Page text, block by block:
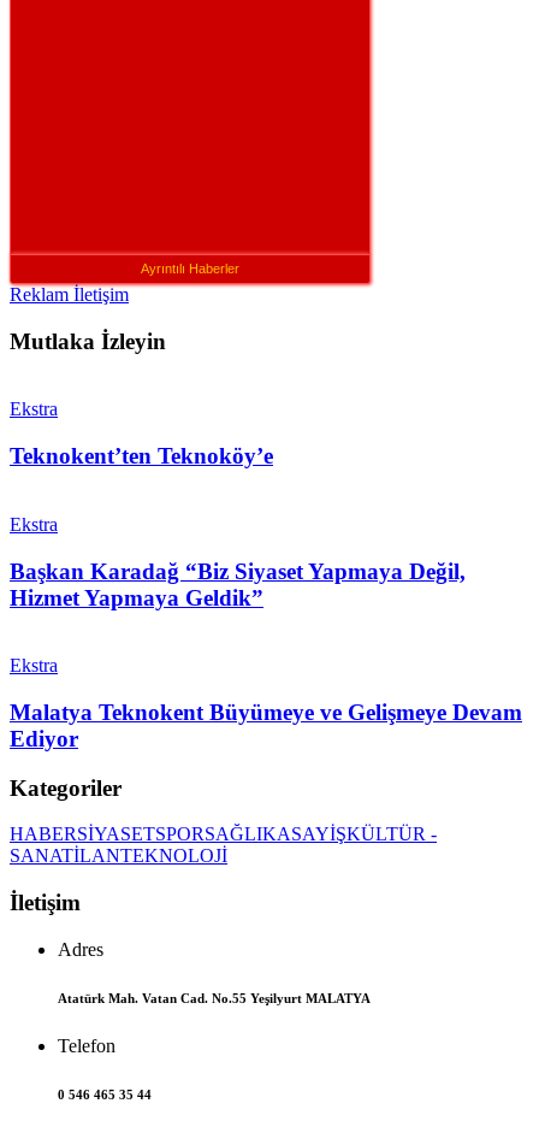
Ayrıntılı Haberler
Reklam İletişim
Mutlaka İzleyin
Ekstra
Teknokent’ten Teknoköy’e
Ekstra
Başkan Karadağ “Biz Siyaset Yapmaya Değil,
Hizmet Yapmaya Geldik”
Ekstra
Malatya Teknokent Büyümeye ve Gelişmeye Devam
Ediyor
Kategoriler
HABERSİYASETSPORSAĞLIKASAYİŞKÜLTÜR -
SANATİLANTEKNOLOJİ
İletişim
Adres
Atatürk Mah. Vatan Cad. No.55 Yeşilyurt MALATYA
Telefon
0 546 465 35 44